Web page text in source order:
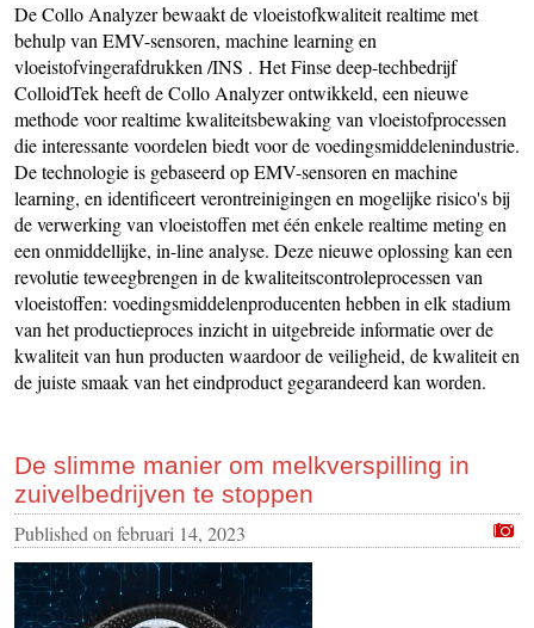
De Collo Analyzer bewaakt de vloeistofkwaliteit realtime met
behulp van EMV-sensoren, machine learning en
vloeistofvingerafdrukken /INS . Het Finse deep-techbedrijf
ColloidTek heeft de Collo Analyzer ontwikkeld, een nieuwe
methode voor realtime kwaliteitsbewaking van vloeistofprocessen
die interessante voordelen biedt voor de voedingsmiddelenindustrie.
De technologie is gebaseerd op EMV-sensoren en machine
learning, en identificeert verontreinigingen en mogelijke risico's bij
de verwerking van vloeistoffen met één enkele realtime meting en
een onmiddellijke, in-line analyse. Deze nieuwe oplossing kan een
revolutie teweegbrengen in de kwaliteitscontroleprocessen van
vloeistoffen: voedingsmiddelenproducenten hebben in elk stadium
van het productieproces inzicht in uitgebreide informatie over de
kwaliteit van hun producten waardoor de veiligheid, de kwaliteit en
de juiste smaak van het eindproduct gegarandeerd kan worden.
De slimme manier om melkverspilling in
zuivelbedrijven te stoppen
Published onfebruari 14, 2023